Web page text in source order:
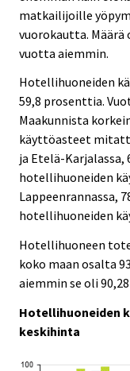
matkailijoille
vuorokautta.
vuotta aiemmin.
Hotellihuoneiden
59,8 prosenttia.
Maakunnista
käyttöasteet
ja Etelä-Karjalassa,
hotellihuoneiden
Lappeenrannassa,
hotellihuoneiden
Hotellihuoneen
koko maan osalta
aiemmin se oli
Hotellihuoneiden
keskihinta